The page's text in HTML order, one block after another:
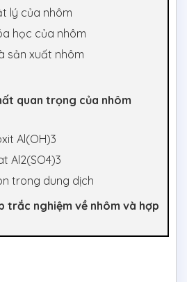
lý của nhôm
học của nhôm
sản xuất nhôm
quan trọng của nhôm
Al(OH)3
Al2(SO4)3
trong dung dịch
trắc nghiệm về nhôm và hợp